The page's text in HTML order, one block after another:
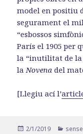
model en positiu
segurament el
“esbossos
París el 1905 per
la “inutilitat de la
la Novena del
[Llegiu ací l’
Publicat
2/1/2019